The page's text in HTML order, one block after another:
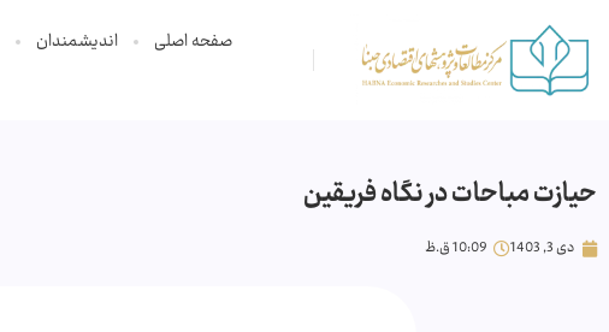
صفحه اصلی اندیشمندان
حیازت مباحات در نگاه فریقین
دی 3, 1403 10:09 ق.ظ